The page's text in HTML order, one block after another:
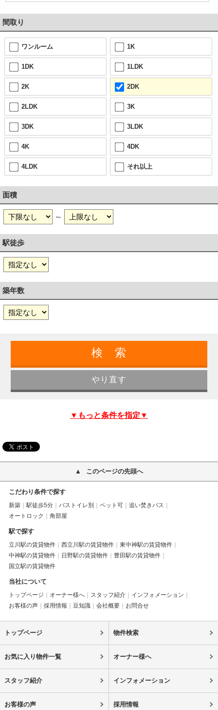
間取り
ワンルーム 1K
1DK 1LDK
2K 2DK
2LDK 3K
3DK 3LDK
4K 4DK
4LDK それ以上
面積
～
駅徒歩
築年数
▼もっと条件を指定▼
このページの先頭へ
こだわり条件で探す
新築 駅徒歩5分 バストイレ別 ペット可
追い焚きバス
オートロック
角部屋
駅で探す
立川駅の賃貸物件 西立川駅の賃貸物件
東中神駅の賃貸物件
中神駅の賃貸物件
日野駅の賃貸物件
豊田駅の賃貸物件
国立駅の賃貸物件
当社について
トップページ オーナー様へ スタッフ紹介
インフォメーション
お客様の声
採用情報 豆知識 会社概要 お問合せ
トップページ 物件検索
お気に入り物件一覧 オーナー様へ
スタッフ紹介 インフォメーション
お客様の声 採用情報